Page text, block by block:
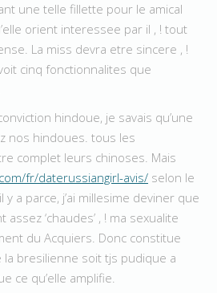
une telle fillette pour le amical
orient interessee par il , ! tout
La miss devra etre sincere , !
cinq fonctionnalites que
hindoue, je savais qu’une
nos hindoues. tous les
complet leurs chinoses. Mais
fr/daterussiangirl-avis/ selon le
y a parce, j’ai millesime deviner que
‘chaudes’ , ! ma sexualite
du Acquiers. Donc constitue
la bresilienne soit tjs pudique a
ce qu’elle amplifie.